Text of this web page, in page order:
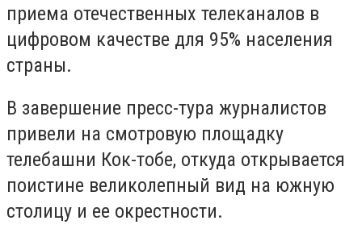
приема отечественных телеканалов в
цифровом качестве для 95% населения
страны.
В завершение пресс-тура журналистов
привели на смотровую площадку
телебашни Кок-тобе, откуда открывается
поистине великолепный вид на южную
столицу и ее окрестности.